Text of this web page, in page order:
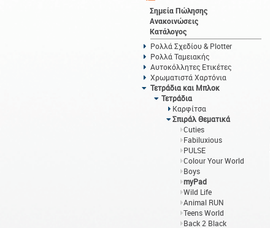
Σημεία Πώλησης
Ανακοινώσεις
Κατάλογος
Ρολλά Σχεδίου & Plotter
Ρολλά Ταμειακής
Αυτοκόλλητες Ετικέτες
Χρωματιστά Χαρτόνια
Τετράδια και Μπλοκ
Τετράδια
Καρφίτσα
Σπιράλ Θεματικά
Cuties
Fabiluxious
PULSE
Colour Your World
Boys
myPad
Wild Life
Animal RUN
Teens World
Back 2 Black